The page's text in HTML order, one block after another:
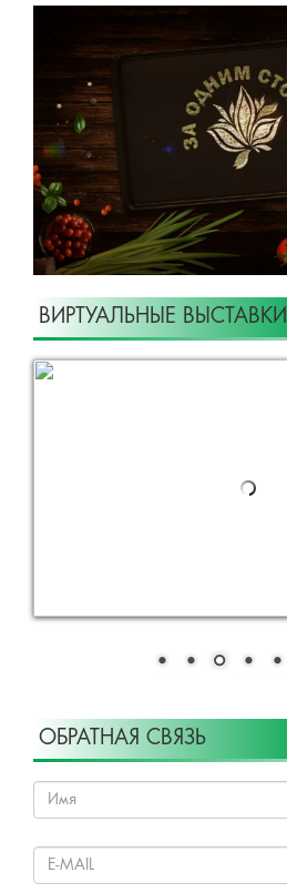
ВИРТУАЛЬНЫЕ ВЫСТАВКИ
ОБРАТНАЯ СВЯЗЬ